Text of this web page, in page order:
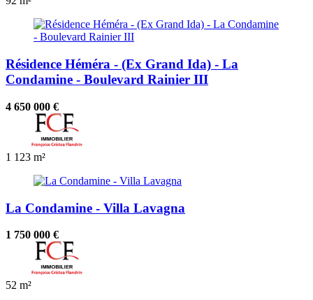
Résidence Héméra - (Ex Grand Ida) - La
Condamine - Boulevard Rainier III
4 650 000 €
1 123 m²
La Condamine - Villa Lavagna
1 750 000 €
52 m²